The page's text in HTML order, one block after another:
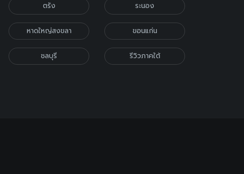
ตรัง ระนอง
หาดใหญ่สงขลา ขอนแก่น
ชลบุรี รีวิวภาคใต้